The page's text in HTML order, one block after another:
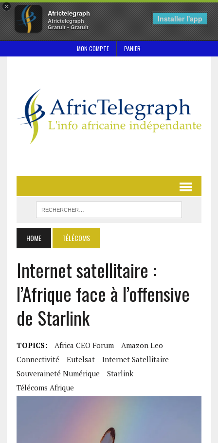
×
Africtelegraph
Africtelegraph
Gratuit - Gratuit
Installer l'app
MON COMPTE PANIER
HOME TÉLÉCOMS
Internet satellitaire :
l’Afrique face à l’offensive
de Starlink
TOPICS: Africa CEO Forum
Amazon Leo
Connectivité
Eutelsat
Internet Satellitaire
Souveraineté Numérique
Starlink
Télécoms Afrique